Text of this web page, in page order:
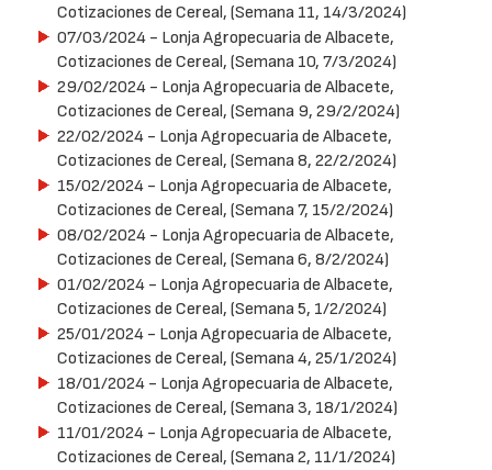
Cotizaciones de Cereal, (Semana 11, 14/3/2024)
07/03/2024 - Lonja Agropecuaria de Albacete,
Cotizaciones de Cereal, (Semana 10, 7/3/2024)
29/02/2024 - Lonja Agropecuaria de Albacete,
Cotizaciones de Cereal, (Semana 9, 29/2/2024)
22/02/2024 - Lonja Agropecuaria de Albacete,
Cotizaciones de Cereal, (Semana 8, 22/2/2024)
15/02/2024 - Lonja Agropecuaria de Albacete,
Cotizaciones de Cereal, (Semana 7, 15/2/2024)
08/02/2024 - Lonja Agropecuaria de Albacete,
Cotizaciones de Cereal, (Semana 6, 8/2/2024)
01/02/2024 - Lonja Agropecuaria de Albacete,
Cotizaciones de Cereal, (Semana 5, 1/2/2024)
25/01/2024 - Lonja Agropecuaria de Albacete,
Cotizaciones de Cereal, (Semana 4, 25/1/2024)
18/01/2024 - Lonja Agropecuaria de Albacete,
Cotizaciones de Cereal, (Semana 3, 18/1/2024)
11/01/2024 - Lonja Agropecuaria de Albacete,
Cotizaciones de Cereal, (Semana 2, 11/1/2024)